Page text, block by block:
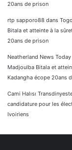
20ans de prison
rtp sapporo88 dans
Bitala et atteinte à la
20ans de prison
Neatherland News Today
Madjoulba Bitala et
Kadangha écope 20ans
Cami Halısı
candidature pour les
Ivoiriens